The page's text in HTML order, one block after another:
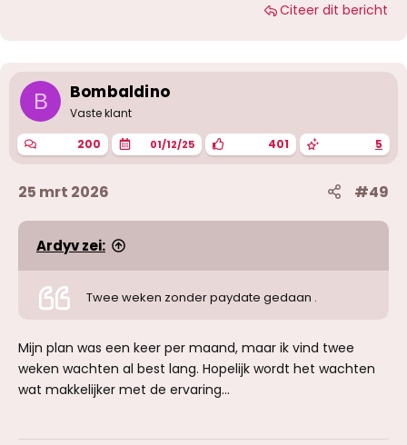
n
g
n
:
Citeer dit bericht
B Bombaldino
Vaste klant
200 01/12/25 401 5
25 mrt 2026 #49
Ardyv zei:
Twee weken zonder paydate gedaan .
Mijn plan was een keer per maand, maar ik vind twee
weken wachten al best lang. Hopelijk wordt het wachten
wat makkelijker met de ervaring...